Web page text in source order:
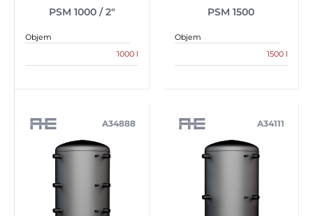
PSM 1000 / 2″
Objem
1000 l
PSM 1500
Objem
1500 l
A34888 A34111